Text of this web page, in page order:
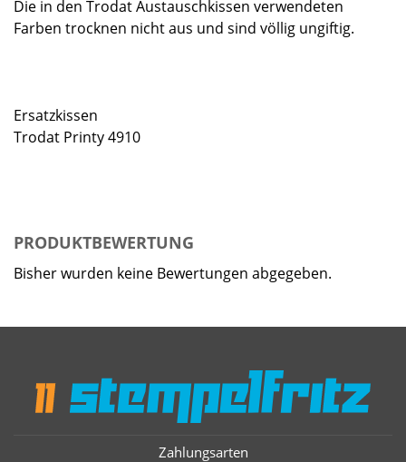
Die in den Trodat Austauschkissen verwendeten
Farben trocknen nicht aus und sind völlig ungiftig.
Ersatzkissen
Trodat Printy 4910
PRODUKTBEWERTUNG
Bisher wurden keine Bewertungen abgegeben.
Zahlungsarten